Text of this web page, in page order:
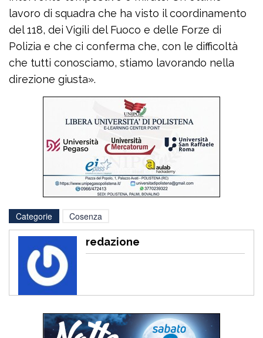
lavoro di squadra che ha visto il coordinamento
del 118, dei Vigili del Fuoco e delle Forze di
Polizia e che ci conferma che, con le difficoltà
che tutti conosciamo, stiamo lavorando nella
direzione giusta».
Categorie Cosenza
redazione